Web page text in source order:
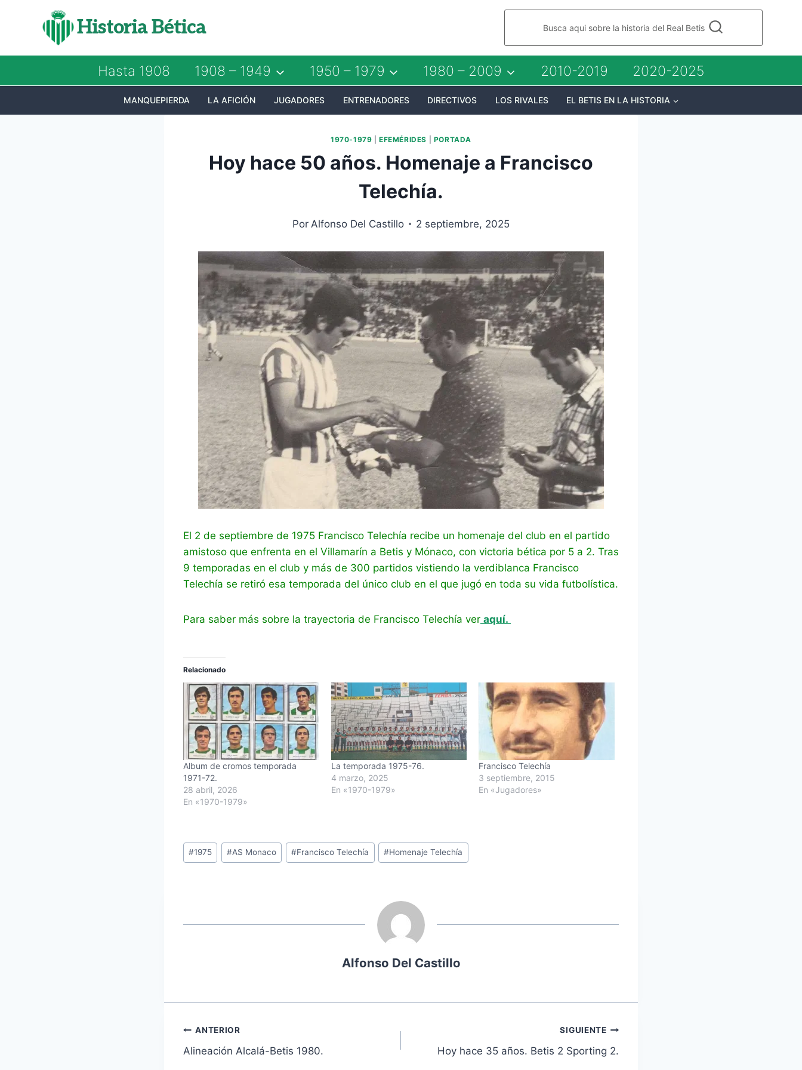
Historia Bética Busca aqui sobre la historia del Real Betis
Hasta 1908 1908 – 1949 1950 – 1979 1980 – 2009 2010-2019 2020-2025
MANQUEPIERDA LA AFICIÓN JUGADORES ENTRENADORES DIRECTIVOS LOS RIVALES EL BETIS EN LA HISTORIA
1970-1979 |EFEMÉRIDES PORTADA
Hoy hace 50 años. Homenaje a Francisco
Telechía.
Por Alfonso Del Castillo 2 septiembre, 2025
El 2 de septiembre de 1975 Francisco Telechía recibe un homenaje del club en el partido
amistoso que enfrenta en el Villamarín a Betis y Mónaco, con victoria bética por 5 a 2. Tras
9 temporadas en el club y más de 300 partidos vistiendo la verdiblanca Francisco
Telechía se retiró esa temporada del único club en el que jugó en toda su vida futbolística.
Para saber más sobre la trayectoria de Francisco Telechía ver aquí.
Relacionado
Album de cromos temporada
1971-72.
28 abril, 2026
En «1970-1979»
La temporada 1975-76.
4 marzo, 2025
En «1970-1979»
Francisco Telechía
3 septiembre, 2015
En «Jugadores»
Etiquetas
de
#1975 #AS Monaco #Francisco Telechía #Homenaje Telechía
Alfonso Del Castillo
Navegación
de
ANTERIOR
Alineación Alcalá-Betis 1980.
SIGUIENTE
Hoy hace 35 años. Betis 2 Sporting 2.